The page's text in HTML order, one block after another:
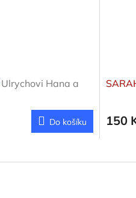
Ulrychovi Hana a
Do košíku 150